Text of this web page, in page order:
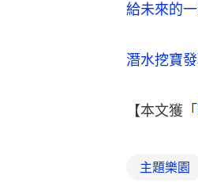
給未來的
潛水挖寶
【本文獲「
主題樂園